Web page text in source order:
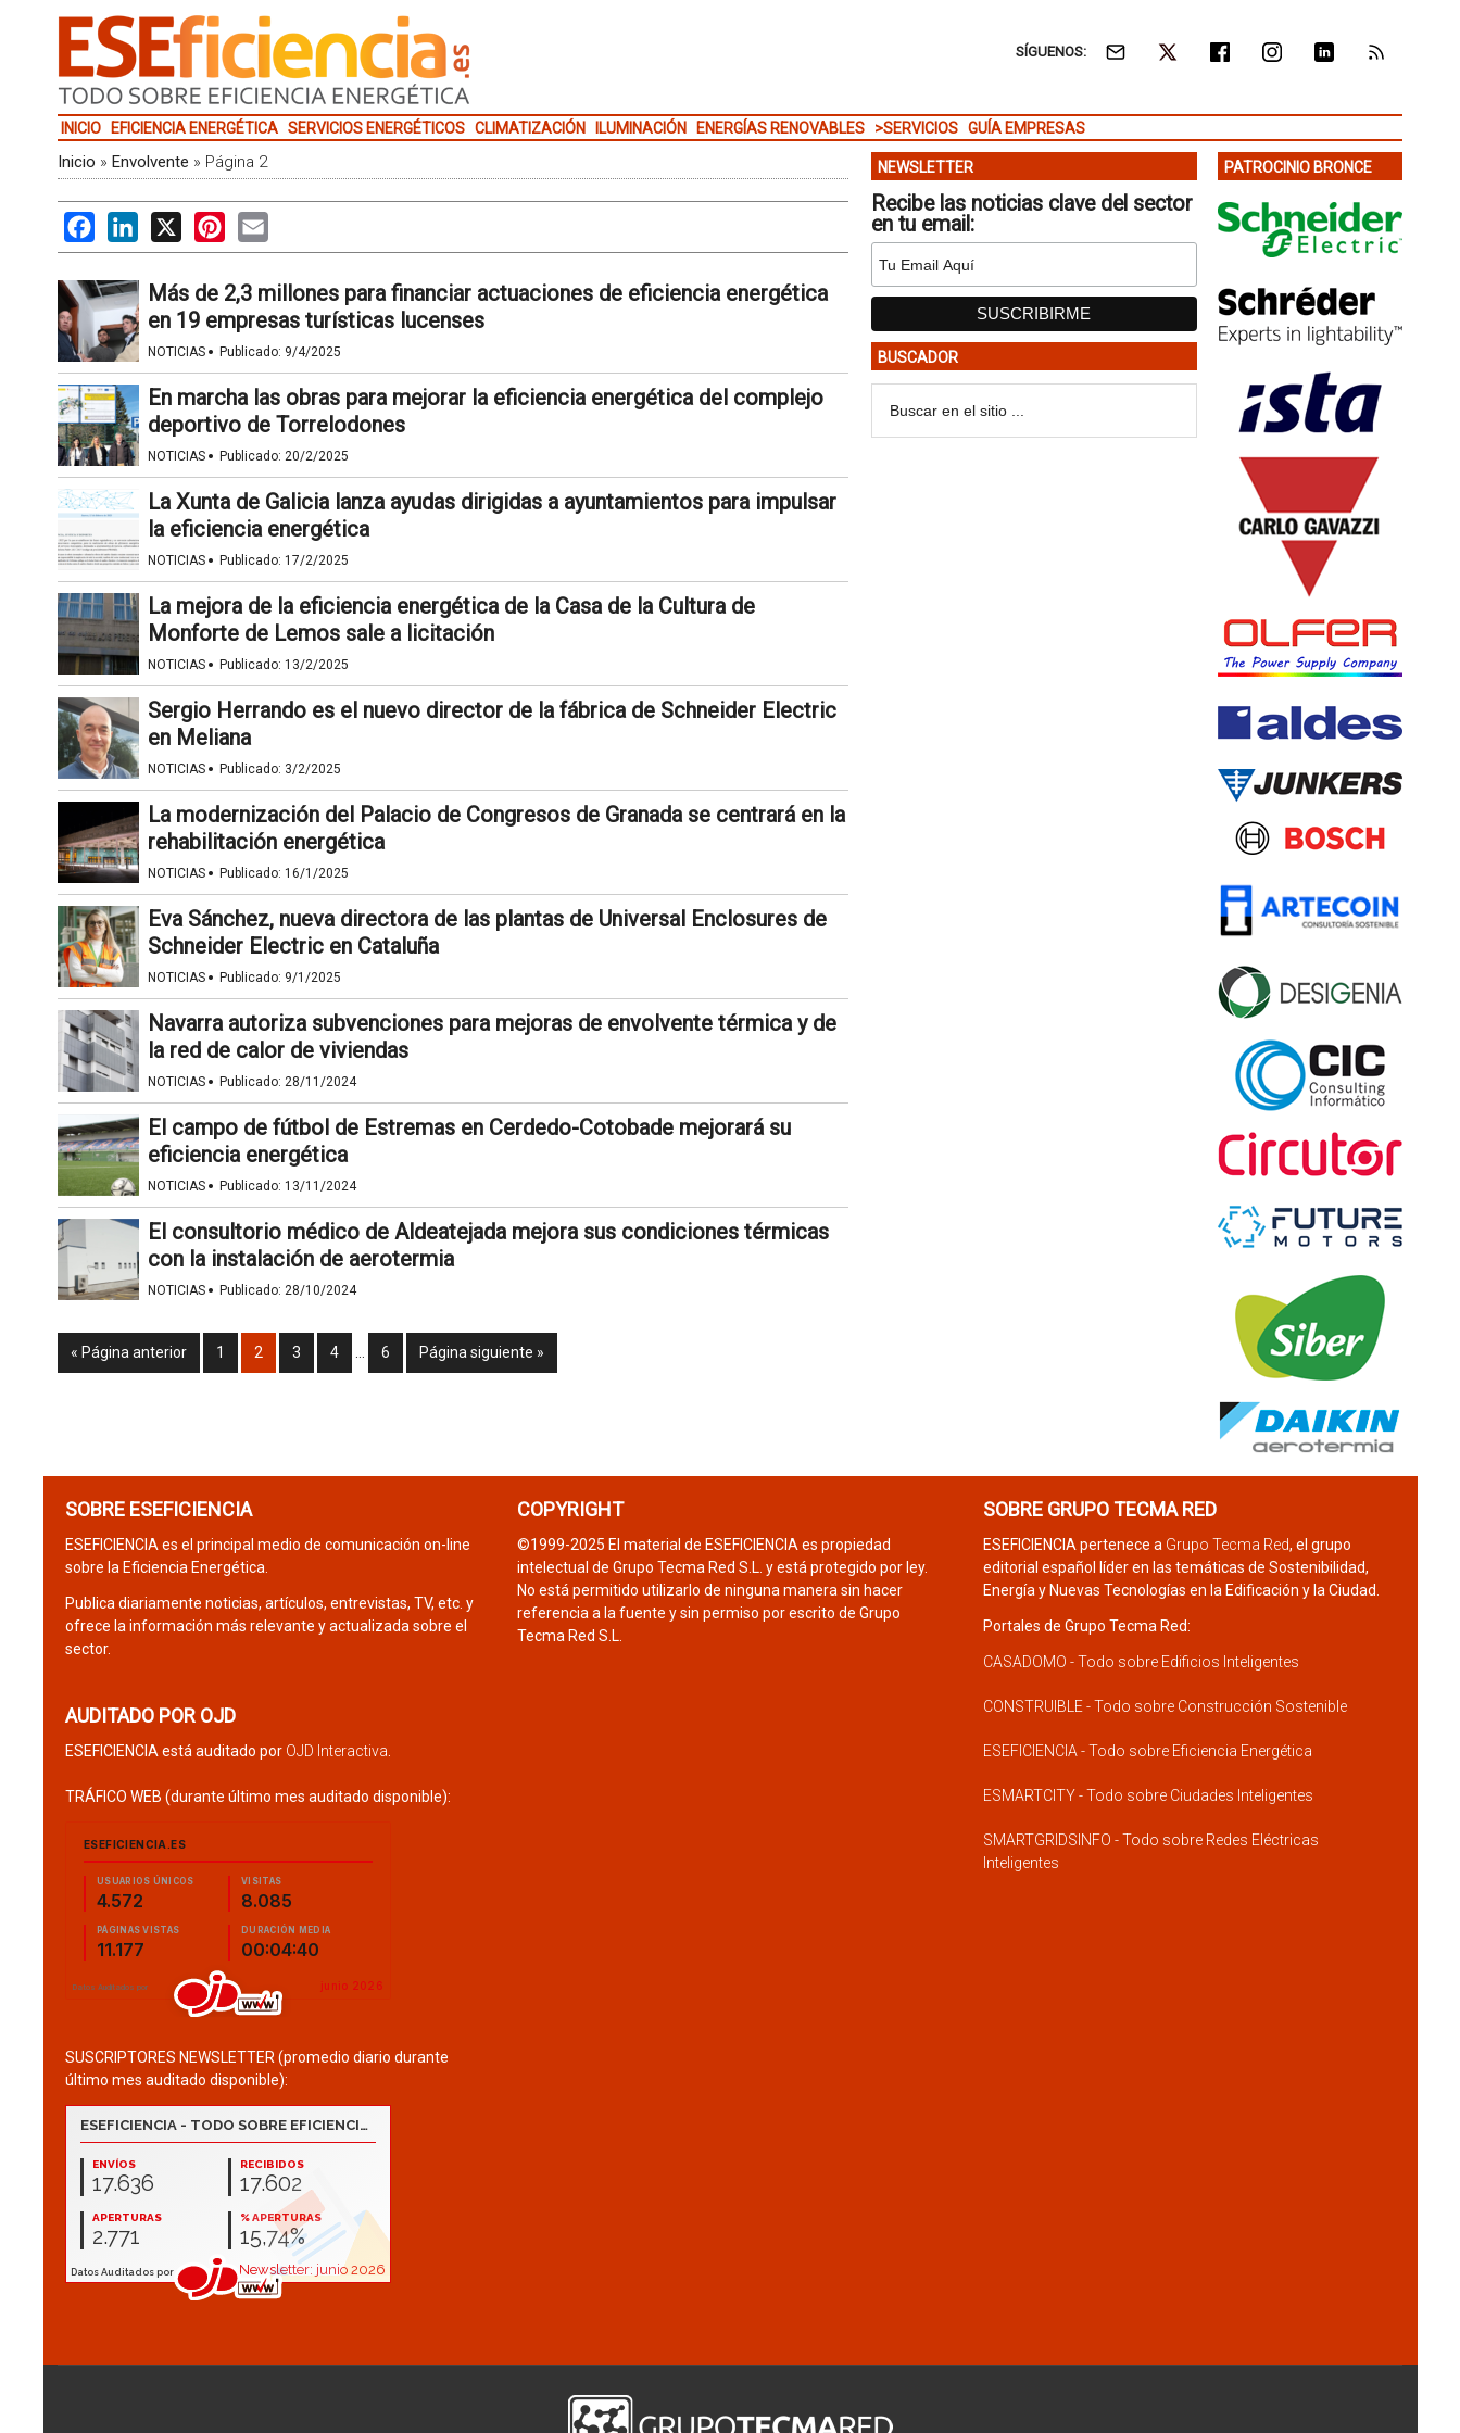
SÍGUENOS:
INICIO EFICIENCIA ENERGÉTICA SERVICIOS ENERGÉTICOS CLIMATIZACIÓN ILUMINACIÓN ENERGÍAS RENOVABLES >SERVICIOS GUÍA EMPRESAS
Inicio » Envolvente » Página 2
FacebookLinkedIn
X PinterestEmail
Más de 2,3 millones para financiar actuaciones de eficiencia energética
en 19 empresas turísticas lucenses
NOTICIAS · Publicado: 9/4/2025
En marcha las obras para mejorar la eficiencia energética del complejo
deportivo de Torrelodones
NOTICIAS · Publicado: 20/2/2025
La Xunta de Galicia lanza ayudas dirigidas a ayuntamientos para impulsar
la eficiencia energética
NOTICIAS · Publicado: 17/2/2025
La mejora de la eficiencia energética de la Casa de la Cultura de
Monforte de Lemos sale a licitación
NOTICIAS · Publicado: 13/2/2025
Sergio Herrando es el nuevo director de la fábrica de Schneider Electric
en Meliana
NOTICIAS · Publicado: 3/2/2025
La modernización del Palacio de Congresos de Granada se centrará en la
rehabilitación energética
NOTICIAS · Publicado: 16/1/2025
Eva Sánchez, nueva directora de las plantas de Universal Enclosures de
Schneider Electric en Cataluña
NOTICIAS · Publicado: 9/1/2025
Navarra autoriza subvenciones para mejoras de envolvente térmica y de
la red de calor de viviendas
NOTICIAS · Publicado: 28/11/2024
El campo de fútbol de Estremas en Cerdedo-Cotobade mejorará su
eficiencia energética
NOTICIAS · Publicado: 13/11/2024
El consultorio médico de Aldeatejada mejora sus condiciones térmicas
con la instalación de aerotermia
NOTICIAS · Publicado: 28/10/2024
« Página anterior 1 2 3 4 6 Página siguiente »
NEWSLETTER
Recibe las noticias clave del sector
en tu email:
BUSCADOR
PATROCINIO BRONCE
SOBRE ESEFICIENCIA
ESEFICIENCIA es el principal medio de comunicación on-line
sobre la Eficiencia Energética.
Publica diariamente noticias, artículos, entrevistas, TV, etc. y
ofrece la información más relevante y actualizada sobre el
sector.
AUDITADO POR OJD
ESEFICIENCIA está auditado por OJD Interactiva
TRÁFICO WEB (durante último mes auditado disponible):
SUSCRIPTORES NEWSLETTER (promedio diario durante
último mes auditado disponible):
COPYRIGHT
©1999-2025 El material de ESEFICIENCIA es propiedad
intelectual de Grupo Tecma Red S.L. y está protegido por ley.
No está permitido utilizarlo de ninguna manera sin hacer
referencia a la fuente y sin permiso por escrito de Grupo
Tecma Red S.L.
SOBRE GRUPO TECMA RED
ESEFICIENCIA pertenece a Grupo Tecma Red, el grupo
editorial español líder en las temáticas de Sostenibilidad,
Energía y Nuevas Tecnologías en la Edificación y la Ciudad.
Portales de Grupo Tecma Red:
CASADOMO - Todo sobre Edificios Inteligentes
CONSTRUIBLE - Todo sobre Construcción Sostenible
ESEFICIENCIA - Todo sobre Eficiencia Energética
ESMARTCITY - Todo sobre Ciudades Inteligentes
SMARTGRIDSINFO - Todo sobre Redes Eléctricas
Inteligentes